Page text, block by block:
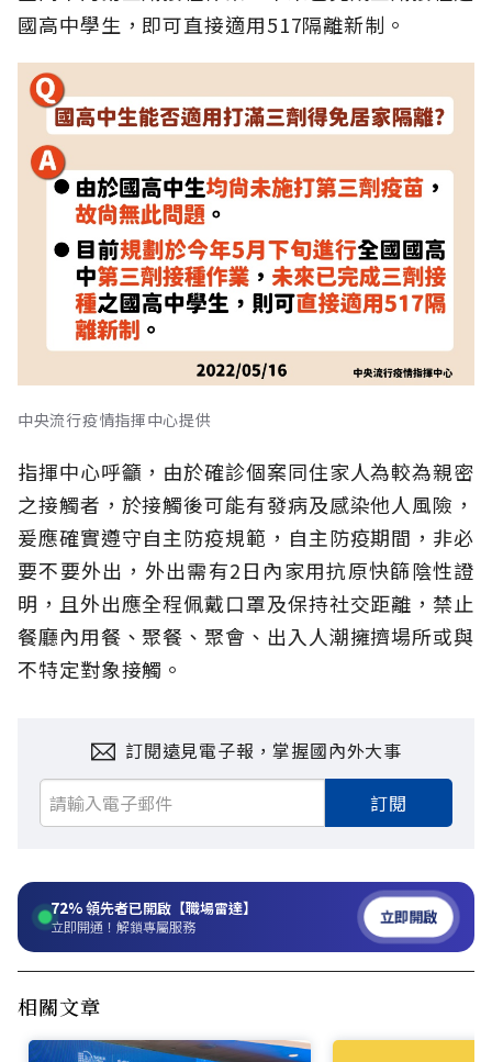
國高中學生，即可直接適用517隔離新制。
中央流行疫情指揮中心提供
指揮中心呼籲，由於確診個案同住家人為較為親密
之接觸者，於接觸後可能有發病及感染他人風險，
爰應確實遵守自主防疫規範，自主防疫期間，非必
要不要外出，外出需有2日內家用抗原快篩陰性證
明，且外出應全程佩戴口罩及保持社交距離，禁止
餐廳內用餐、聚餐、聚會、出入人潮擁擠場所或與
不特定對象接觸。
訂閱遠見電子報，掌握國內外大事
訂閱
72%領先者已開啟【職場雷達】
立即開通！解鎖專屬服務 立即開啟
相關文章